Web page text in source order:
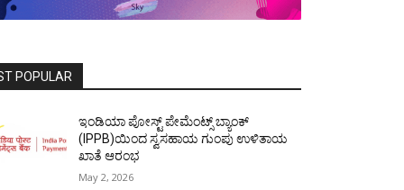
POPULAR
ಇಂಡಿಯಾ ಪೋಸ್ಟ್ ಪೇಮೆಂಟ್ಸ್ ಬ್ಯಾಂಕ್
(IPPB)ಯಿಂದ ಸ್ವಸಹಾಯ ಗುಂಪು ಉಳಿತಾಯ
ಖಾತೆ ಆರಂಭ
May 2, 2026